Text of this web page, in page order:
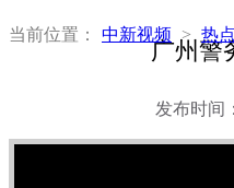
当前位置： 中新视频 > 热
广州警
发布时间